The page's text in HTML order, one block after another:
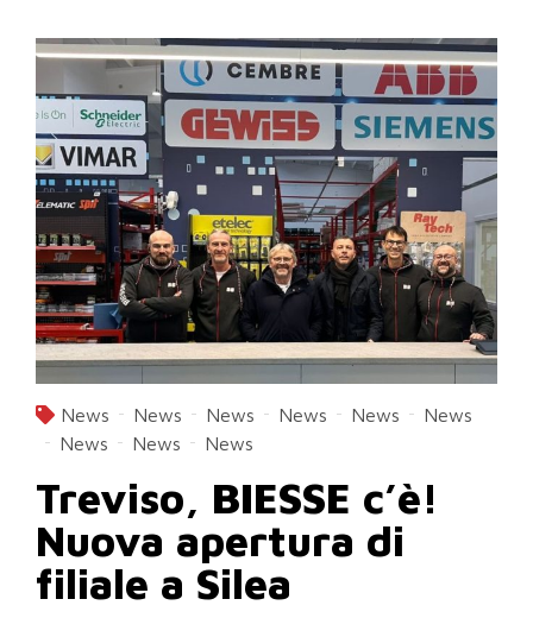
News News News News News
News
News
News News
Treviso, BIESSE c’è!
Nuova apertura di
filiale a Silea